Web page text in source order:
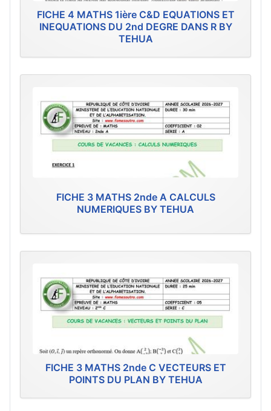
FICHE 4 MATHS 1ière C&D EQUATIONS ET
INEQUATIONS DU 2nd DEGRE DANS R BY
TEHUA
FICHE 3 MATHS 2nde A CALCULS
NUMERIQUES BY TEHUA
FICHE 3 MATHS 2nde C VECTEURS ET
POINTS DU PLAN BY TEHUA